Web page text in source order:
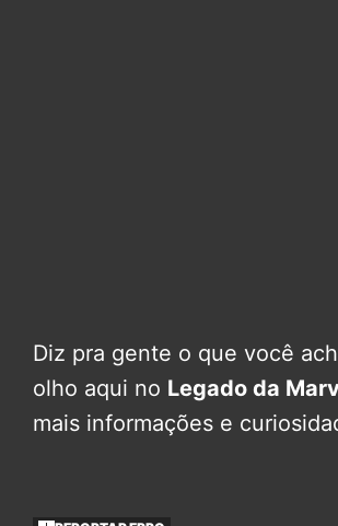
Diz pra gente o que você
olho aqui no Legado da
mais informações e